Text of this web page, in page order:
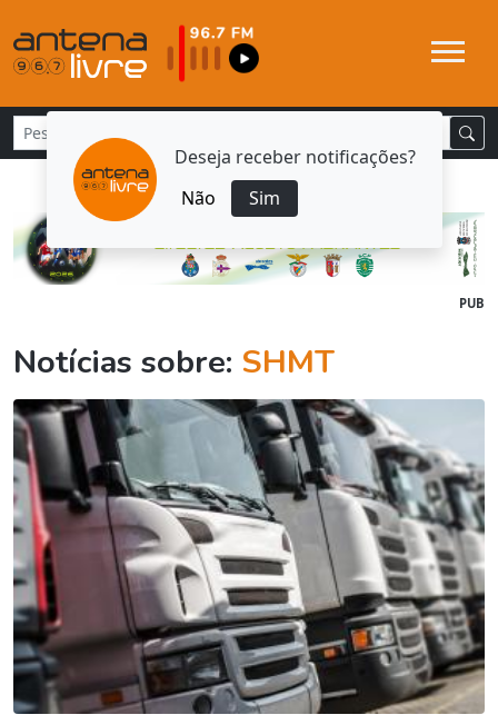
Deseja receber notificações?
Não
Sim
PUB
Notícias sobre: SHMT